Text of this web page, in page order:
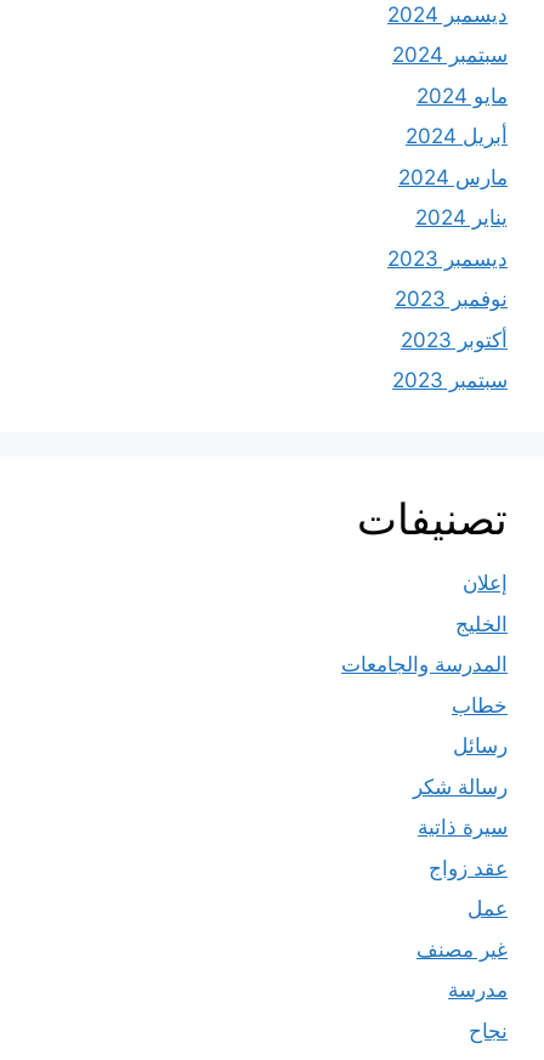
ديسمبر 2024
سبتمبر 2024
مايو 2024
أبريل 2024
مارس 2024
يناير 2024
ديسمبر 2023
نوفمبر 2023
أكتوبر 2023
سبتمبر 2023
تصنيفات
إعلان
الخليج
المدرسة والجامعات
خطاب
رسائل
رسالة شكر
سيرة ذاتية
عقد زواج
عمل
غير مصنف
مدرسة
نجاح